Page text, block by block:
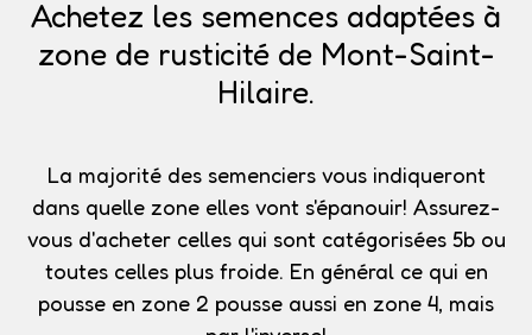
Achetez les semences adaptées à
zone de rusticité de Mont-Saint-
Hilaire.
La majorité des semenciers vous indiqueront
dans quelle zone elles vont s'épanouir! Assurez-
vous d'acheter celles qui sont catégorisées 5bou
toutes celles plus froide. En général ce qui en
pousse en zone 2 pousse aussi en zone 4, mais